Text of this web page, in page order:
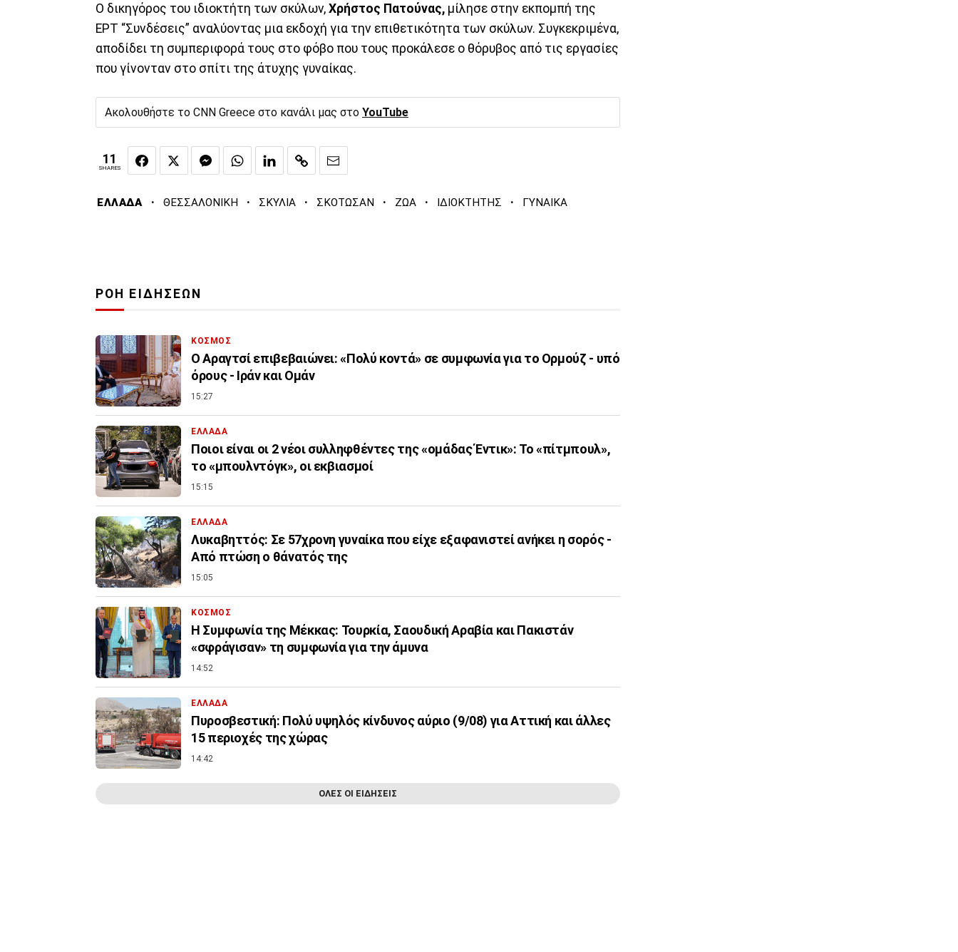
Ο δικηγόρος του ιδιοκτήτη των σκύλων, Χρήστος Πατούνας, μίλησε στην εκπομπή της
ΕΡΤ “Συνδέσεις” αναλύοντας μια εκδοχή για την επιθετικότητα των σκύλων. Συγκεκριμένα,
αποδίδει τη συμπεριφορά τους στο φόβο που τους προκάλεσε ο θόρυβος από τις εργασίες
που γίνονταν στο σπίτι της άτυχης γυναίκας.
Ακολουθήστε το CNN Greece στο κανάλι μας στο YouTube
11
SHARES
ΕΛΛΑΔΑ · ΘΕΣΣΑΛΟΝΙΚΗ · ΣΚΥΛΙΑ · ΣΚΟΤΩΣΑΝ · ΖΩΑ · ΙΔΙΟΚΤΗΤΗΣ · ΓΥΝΑΙΚΑ
ΡΟΗ ΕΙΔΗΣΕΩΝ
ΚΟΣΜΟΣ
Ο Αραγτσί επιβεβαιώνει: «Πολύ κοντά» σε συμφωνία για το Ορμούζ - υπό
όρους - Ιράν και Ομάν
15:27
ΕΛΛΑΔΑ
Ποιοι είναι οι 2 νέοι συλληφθέντες της «ομάδας Έντικ»: Το «πίτμπουλ»,
το «μπουλντόγκ», οι εκβιασμοί
15:15
ΕΛΛΑΔΑ
Λυκαβηττός: Σε 57χρονη γυναίκα που είχε εξαφανιστεί ανήκει η σορός -
Από πτώση ο θάνατός της
15:05
ΚΟΣΜΟΣ
Η Συμφωνία της Μέκκας: Τουρκία, Σαουδική Αραβία και Πακιστάν
«σφράγισαν» τη συμφωνία για την άμυνα
14:52
ΕΛΛΑΔΑ
Πυροσβεστική: Πολύ υψηλός κίνδυνος αύριο (9/08) για Αττική και άλλες
15 περιοχές της χώρας
14:42
ΟΛΕΣ ΟΙ ΕΙΔΗΣΕΙΣ